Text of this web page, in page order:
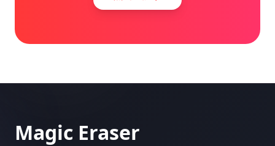
Magic Eraser